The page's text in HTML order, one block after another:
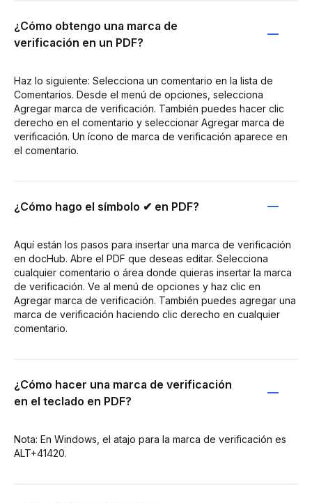
¿Cómo obtengo una marca de
verificación en un PDF?
Haz lo siguiente: Selecciona un comentario en la lista de
Comentarios. Desde el menú de opciones, selecciona
Agregar marca de verificación. También puedes hacer clic
derecho en el comentario y seleccionar Agregar marca de
verificación. Un ícono de marca de verificación aparece en
el comentario.
¿Cómo hago el símbolo ✔ en PDF?
Aquí están los pasos para insertar una marca de verificación
en docHub. Abre el PDF que deseas editar. Selecciona
cualquier comentario o área donde quieras insertar la marca
de verificación. Ve al menú de opciones y haz clic en
Agregar marca de verificación. También puedes agregar una
marca de verificación haciendo clic derecho en cualquier
comentario.
¿Cómo hacer una marca de verificación
en el teclado en PDF?
Nota: En Windows, el atajo para la marca de verificación es
ALT+41420.